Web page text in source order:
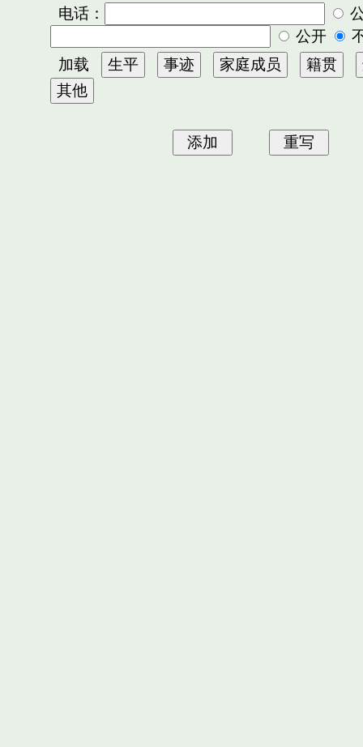
电话：
公开
加载